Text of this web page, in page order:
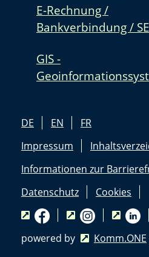
E-Rechnung /
Bankverbindung /
GIS -
DE EN
FR
Impressum
Informationen zur
Datenschutz
Cookies
powered by Komm.ONE